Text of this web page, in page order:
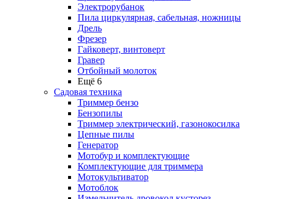
Электрорубанок
Пила циркулярная, сабельная, ножницы
Дрель
Фрезер
Гайковерт, винтоверт
Гравер
Отбойный молоток
Ещё 6
Садовая техника
Триммер бензо
Бензопилы
Триммер электрический, газонокосилка
Цепные пилы
Генератор
Мотобур и комплектующие
Комплектующие для триммера
Мотокультиватор
Мотоблок